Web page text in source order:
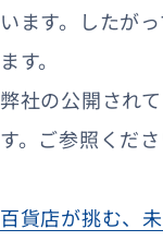
います。したが
ます。
弊社の公開され
す。ご参照くださ
百貨店が挑む、